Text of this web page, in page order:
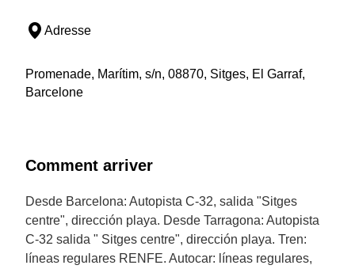
Adresse
Promenade, Marítim, s/n, 08870, Sitges, El Garraf,
Barcelone
Comment arriver
Desde Barcelona: Autopista C-32, salida "Sitges
centre", dirección playa. Desde Tarragona: Autopista
C-32 salida " Sitges centre", dirección playa. Tren:
líneas regulares RENFE. Autocar: líneas regulares,